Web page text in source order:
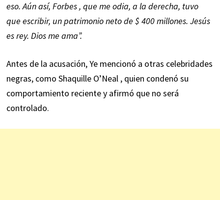
eso. Aún así, Forbes , que me odia, a la derecha, tuvo
que escribir, un patrimonio neto de $ 400 millones. Jesús
es rey. Dios me ama”.
Antes de la acusación, Ye mencionó a otras celebridades
negras, como Shaquille O’Neal , quien condenó su
comportamiento reciente y afirmó que no será
controlado.